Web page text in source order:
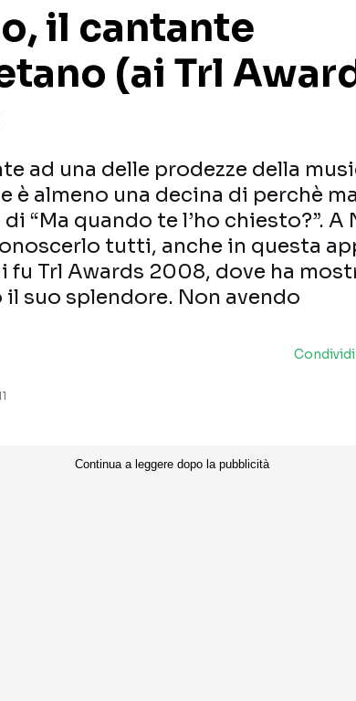
il cantante
(ai Trl
ad una delle prodezze della
è almeno una decina di perchè ma
“Ma quando te l’ho chiesto?”. A
tutti, anche in questa
fu Trl Awards 2008, dove ha
suo splendore. Non avendo